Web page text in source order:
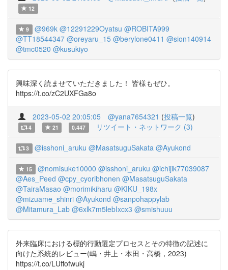
12
9 @969k @12291229Oyatsu @ROBITA999
@TT18544347 @oreyaru_15 @berylone0411 @sion140914
@tmc0520 @kusukiyo
興味深く読ませていただきました！ 皆様もぜひ。
https://t.co/zC2UXFGa8o
2023-05-02 20:05:05 @yana7654321 (投稿一覧)
4 21 0.447 リツイート・ネットワーク (3)
3 @isshoni_aruku @MasatsuguSakata @Ayukond
15 @nomisuke10000 @isshoni_aruku @ichijik77039087
@Aes_Peed @cpy_cyoribhonen @MasatsuguSakata
@TairaMasao @morimikiharu @KIKU_198x
@mizuame_shinri @Ayukond @sanpohappylab
@Mitamura_Lab @6xlk7m5lebIxcx3 @smishuuu
外来臨床における標的行動選定プロセスとその特徴の記述に
向けた系統的レビュー(嶋・井上・本田・高橋，2023)
https://t.co/LUffofwukj